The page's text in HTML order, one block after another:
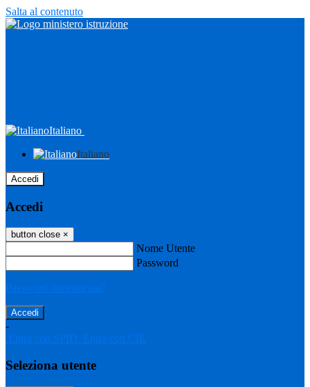
Salta al contenuto
Italiano
Italiano
Accedi
Accedi
button close ×
Nome Utente
Password
Password dimenticata?
-
Entra con SPID
Entra con CIE
Seleziona utente